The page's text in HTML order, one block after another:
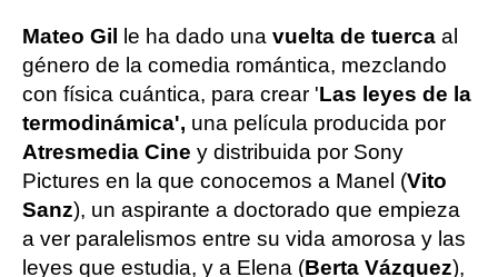
Mateo Gil le ha dado una vuelta de tuerca al
género de la comedia romántica, mezclando
con física cuántica, para crear 'Las leyes de la
termodinámica', una película producida por
Atresmedia Cine y distribuida por Sony
Pictures en la que conocemos a Manel (Vito
Sanz), un aspirante a doctorado que empieza
a ver paralelismos entre su vida amorosa y las
leyes que estudia, y a Elena (Berta Vázquez),